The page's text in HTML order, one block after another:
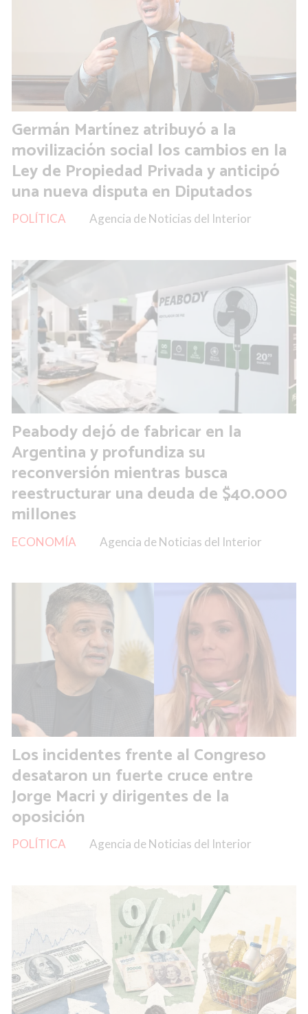
Germán Martínez atribuyó a la
movilización social los cambios en la
Ley de Propiedad Privada y anticipó
una nueva disputa en Diputados
Agencia de Noticias del Interior
POLÍTICA
Peabody dejó de fabricar en la
Argentina y profundiza su
reconversión mientras busca
reestructurar una deuda de $40.000
millones
Agencia de Noticias del Interior
ECONOMÍA
Los incidentes frente al Congreso
desataron un fuerte cruce entre
Jorge Macri y dirigentes de la
oposición
Agencia de Noticias del Interior
POLÍTICA